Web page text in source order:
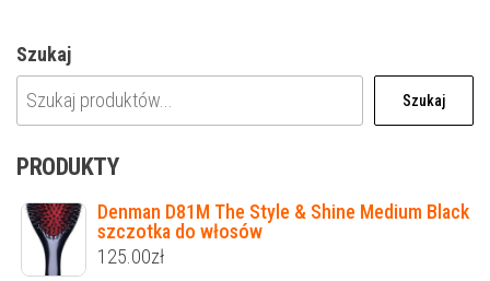
Szukaj
Szukaj
PRODUKTY
Denman D81M The Style & Shine Medium Black
szczotka do włosów
125.00zł